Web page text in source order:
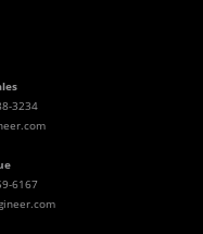
3234
6167